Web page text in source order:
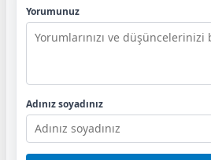
Yorumunuz
Adınız soyadınız